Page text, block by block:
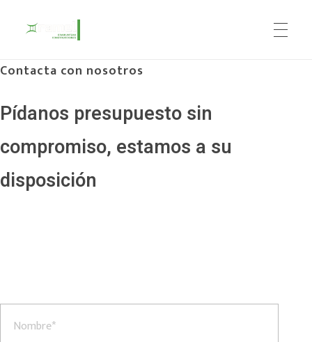
Contacta con nosotros
Pídanos presupuesto sin
compromiso, estamos a su
disposición